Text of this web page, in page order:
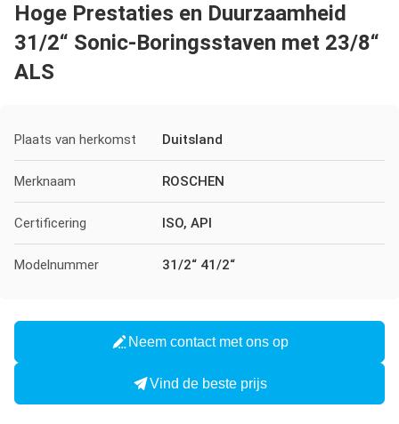
Hoge Prestaties en Duurzaamheid
31/2“ Sonic-Boringsstaven met 23/8“
ALS
Plaats van herkomst Duitsland
Merknaam ROSCHEN
Certificering ISO, API
Modelnummer 31/2“ 41/2“
Neem contact met ons op
Vind de beste prijs